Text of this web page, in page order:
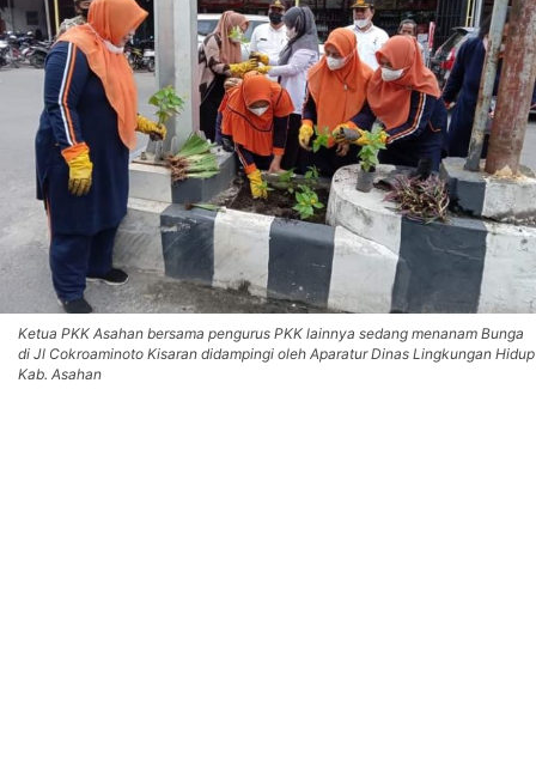
Ketua PKK Asahan bersama pengurus PKK lainnya sedang menanam Bunga
di Jl Cokroaminoto Kisaran didampingi oleh Aparatur Dinas Lingkungan Hidup
Kab. Asahan